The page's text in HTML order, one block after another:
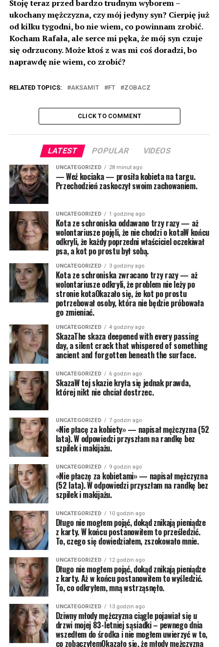
Stoję teraz przed bardzo trudnym wyborem –
ukochany mężczyzna, czy mój jedyny syn? Cierpię już
od kilku tygodni, bo nie wiem, co powinnam zrobić.
Kocham Rafała, ale serce mi pęka, że mój syn czuje
się odrzucony. Może ktoś z was mi coś doradzi, bo
naprawdę nie wiem, co zrobić?
RELATED TOPICS: AKSAMIT FT ZOBACZ
CLICK TO COMMENT
LATEST POPULAR VIDEOS
UNCATEGORIZED 28 minut ago
— Weź kociaka — prosiła kobieta na targu.
Przechodzień zaskoczył swoim zachowaniem.
UNCATEGORIZED 1 godzinę ago
Kota ze schroniska oddawano trzy razy — aż
wolontariusze pojęli, że nie chodzi o kotaW końcu
odkryli, że każdy poprzedni właściciel oczekiwał
psa, a kot po prostu był sobą.
UNCATEGORIZED 3 godziny ago
Kota ze schroniska zwracano trzy razy — aż
wolontariusze odkryli, że problem nie leży po
stronie kotaOkazało się, że kot po prostu
potrzebował osoby, która nie będzie próbowała
go zmieniać.
UNCATEGORIZED 4 godziny ago
SkazaThe skaza deepened with every passing
day, a silent crack that whispered of something
ancient and forgotten beneath the surface.
UNCATEGORIZED 6 godzin ago
SkazaW tej skazie kryła się jednak prawda,
której nikt nie chciał dostrzec.
UNCATEGORIZED 7 godzin ago
«Nie płacę za kobiety» — napisał mężczyzna (52
lata). W odpowiedzi przyszłam na randkę bez
szpilek i makijażu.
UNCATEGORIZED 9 godzin ago
«Nie płaczę za kobietami» — napisał mężczyzna
(52 lata). W odpowiedzi przyszłam na randkę bez
szpilek i makijażu.
UNCATEGORIZED 10 godzin ago
Długo nie mogłem pojąć, dokąd znikają pieniądze
z karty. W końcu postanowiłem to prześledzić.
To, czego się dowiedziałem, zszokowało mnie.
UNCATEGORIZED 12 godzin ago
Długo nie mogłem pojąć, dokąd znikają pieniądze
z karty. Aż w końcu postanowiłem to wyśledzić.
To, co odkryłem, mną wstrząsnęło.
UNCATEGORIZED 13 godzin ago
Dziwny młody mężczyzna ciągle pojawiał się u
drzwi mojej 83-letniej sąsiadki – pewnego dnia
wszedłem do środka i nie mogłem uwierzyć w to,
co zobaczyłemOkazało się, że młody mężczyzna